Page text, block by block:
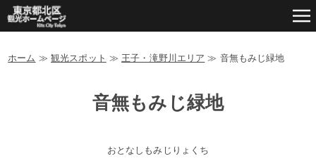
ホーム ≫ 観光スポット ≫ 王子・滝野川エリア ≫ 音無もみじ緑地
音無もみじ緑地
おとなしもみじりょくち